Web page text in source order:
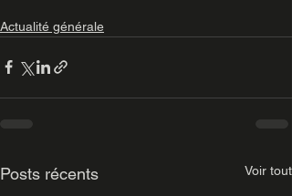
Actualité générale
Posts récents Voir tout